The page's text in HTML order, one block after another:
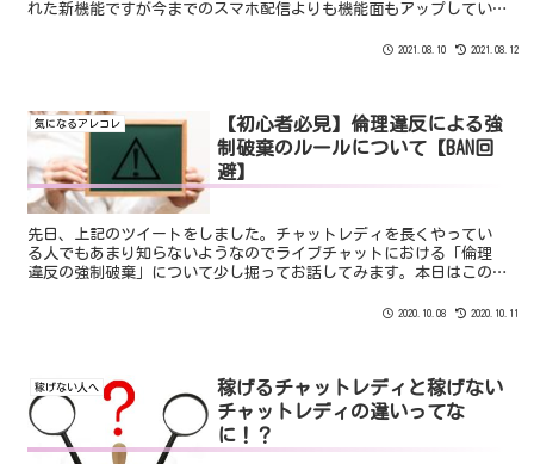
れた新機能ですが今までのスマホ配信よりも機能面もアップしてい
2021.08.10 2021.08.12
気になるアレコレ
【初心者必見】倫理違反による強
制破棄のルールについて【BAN回
避】
先日、上記のツイートをしました。チャットレディを長くやってい
る人でもあまり知らないようなのでライブチャットにおける「倫理
違反の強制破棄」について少し掘ってお話してみます。本日はこの
2020.10.08 2020.10.11
稼げない人へ
稼げるチャットレディと稼げない
チャットレディの違いってな
に！？